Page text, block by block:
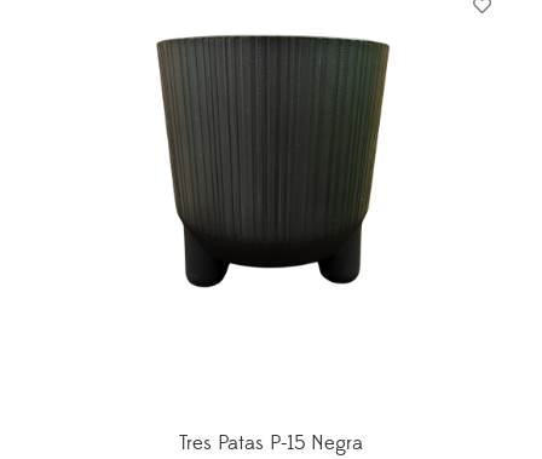
Tres Patas P-15 Negra